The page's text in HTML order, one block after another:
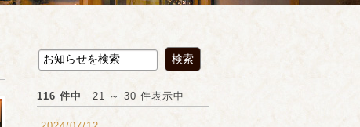
116 件中 21 ～ 30 件表示中